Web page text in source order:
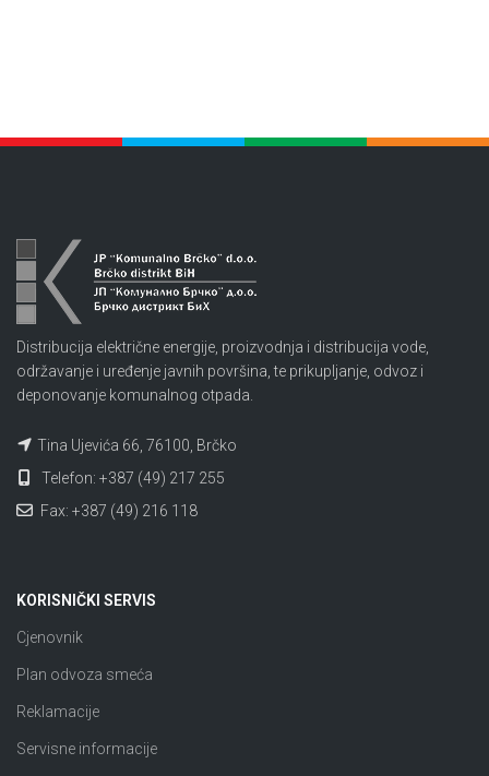
Distribucija električne energije, proizvodnja i distribucija vode,
održavanje i uređenje javnih površina, te prikupljanje, odvoz i
deponovanje komunalnog otpada.
Tina Ujevića 66, 76100, Brčko
Telefon: +387 (49) 217 255
Fax: +387 (49) 216 118
KORISNIČKI SERVIS
Cjenovnik
Plan odvoza smeća
Reklamacije
Servisne informacije